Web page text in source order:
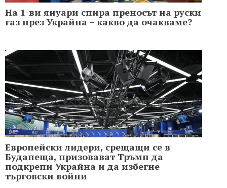
На 1-ви януари спира преносът на руски
газ през Украйна – какво да очакваме?
Европейски лидери, срещащи се в
Будапеща, призовават Тръмп да
подкрепи Украйна и да избегне
търговски войни